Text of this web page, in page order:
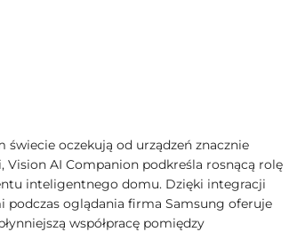
oczekują od urządzeń znacznie
AI Companion podkreśla rosnącą rolę
inteligentnego domu. Dzięki integracji
podczas oglądania firma Samsung oferuje
współpracę pomiędzy